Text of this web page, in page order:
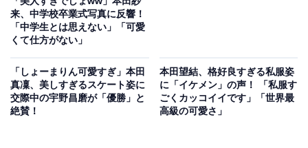
来、中学校卒業式写真に反響！
「中学生とは思えない」「可愛
くて仕方がない」
「しょーまりん可愛すぎ」本田
真凜、美しすぎるスケート姿に
交際中の宇野昌磨が「優勝」と
絶賛！
本田望結、格好良すぎる私服姿
に「イケメン」の声！ 「私服す
ごくカッコイイです」「世界最
高級の可愛さ」